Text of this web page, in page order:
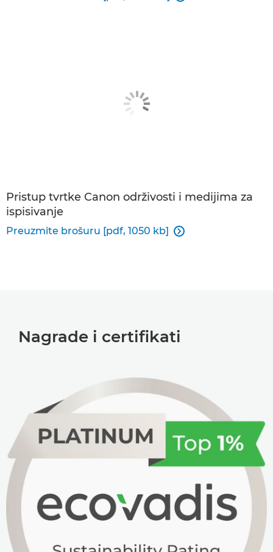
Pristup tvrtke Canon održivosti i medijima za
ispisivanje
Preuzmite brošuru [pdf, 1050 kb] 
Nagrade i certifikati